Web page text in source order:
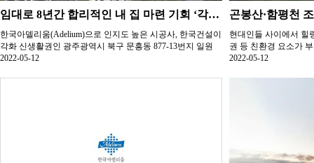
임대로 8년간 합리적인 내 집 마련 기회 ‘각화 한국아델리움 더숲’
한국아델리움(Adelium)으로 인지도 높은 시공사, 한국건설이
각화 신생활권인 광주광역시 북구 문흥동 877-13번지 일원
에...
2022-05-12
현대인들 사이에서 힐
권 등 친환경 요소가
전을 거듭하고 있...
2022-05-12